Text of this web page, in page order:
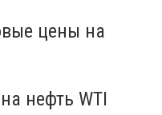
цены на
нефть WTI